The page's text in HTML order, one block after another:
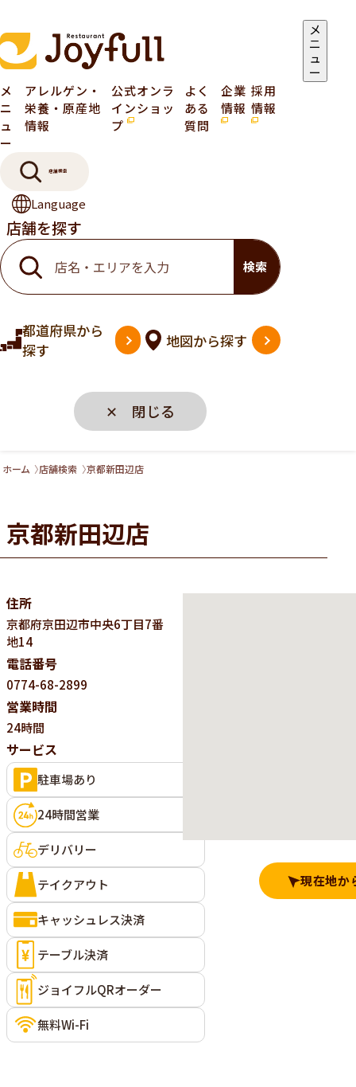
メ
ニ
ュ
ー
メ
ニ
ュ
ー
アレルゲン・
栄養・原産地
情報
公式オンラ
インショッ
プ
よく
ある
質問
企業
情報
採用
情報
店舗検索
Language
店舗を探す
検索
都道府県から
探す
地図から探す
✕ 閉じる
ホーム 店舗検索 京都新田辺店
京都新田辺店
住所
京都府京田辺市中央6丁目7番
地14
電話番号
0774-68-2899
営業時間
24時間
サービス
駐車場あり
24時間営業
デリバリー
テイクアウト
キャッシュレス決済
テーブル決済
ジョイフルQRオーダー
無料Wi-Fi
現在地か